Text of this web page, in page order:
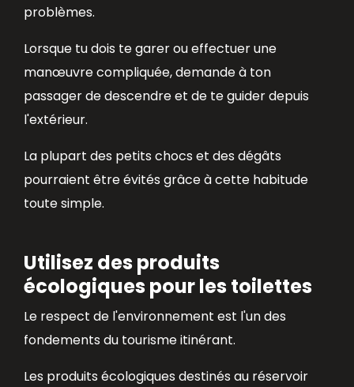
problèmes.
Lorsque tu dois te garer ou effectuer une
manœuvre compliquée, demande à ton
passager de descendre et de te guider depuis
l'extérieur.
La plupart des petits chocs et des dégâts
pourraient être évités grâce à cette habitude
toute simple.
Utilisez des produits
écologiques pour les toilettes
Le respect de l'environnement est l'un des
fondements du tourisme itinérant.
Les produits écologiques destinés au réservoir